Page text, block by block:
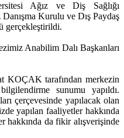
Ağız ve Diş Sağlığı
Kurulu ve Dış Paydaş
gerçekleştirildi.
Anabilim Dalı Başkanları
tarafından merkezin
sunumu yapıldı.
çerçevesinde yapılacak olan
yapılan faaliyetler hakkında
hakkında da fikir alışverişinde